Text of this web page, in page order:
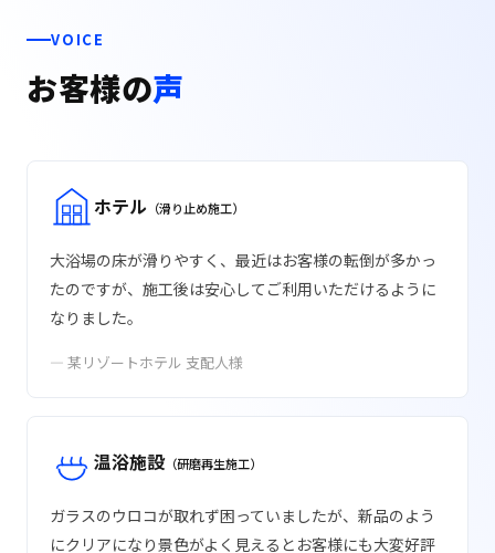
VOICE
お客様の声
ホテル （滑り止め施工）
大浴場の床が滑りやすく、最近はお客様の転倒が多かっ
たのですが、施工後は安心してご利用いただけるように
なりました。
— 某リゾートホテル 支配人様
温浴施設（研磨再生施工）
ガラスのウロコが取れず困っていましたが、新品のよう
にクリアになり景色がよく見えるとお客様にも大変好評